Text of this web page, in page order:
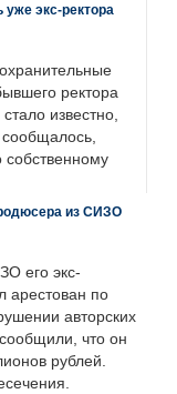
экс-ректора
ректора
известно,
сообщалось,
собственному
из СИЗО
его экс-
арестован по
авторских
что он
рублей.